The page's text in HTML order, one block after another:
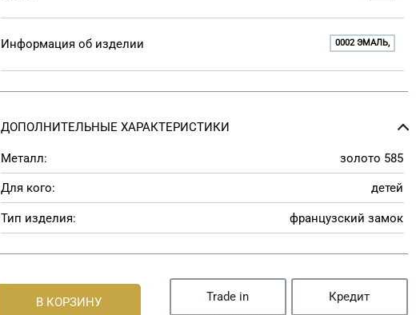
Информация об изделии 0002 ЭМАЛЬ,
ДОПОЛНИТЕЛЬНЫЕ ХАРАКТЕРИСТИКИ
Металл: золото 585
Для кого: детей
Тип изделия: французский замок
В КОРЗИНУ Trade in Кредит